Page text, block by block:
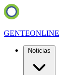
GENTEONLINE
Noticias